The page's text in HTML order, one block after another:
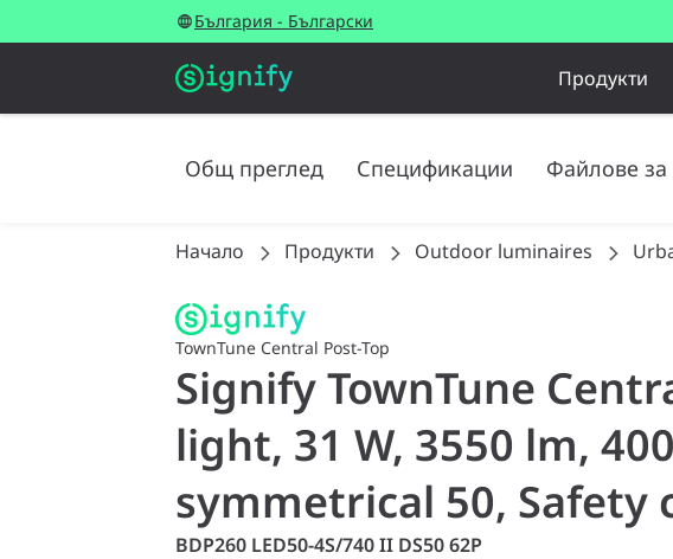
България - Български
Продукти
Общ преглед Спецификации Файлове за
Начало Продукти Outdoor luminaires
TownTune Central Post-Top
Signify TownTune
light, 31 W, 3550 lm,
symmetrical 50, Safety
BDP260 LED50-4S/740 II DS50 62P